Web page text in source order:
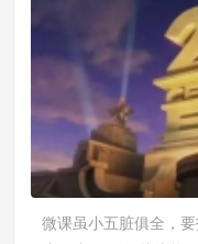
微课虽小五脏俱全，